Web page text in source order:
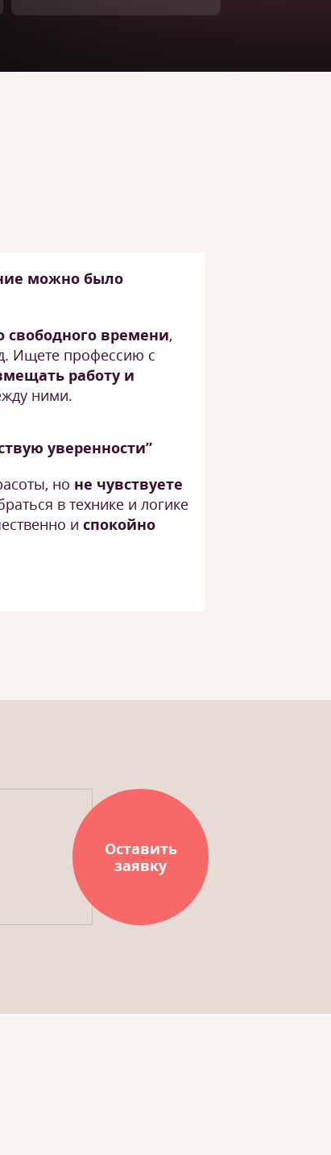
можно было
свободного времени,
Ищете профессию с
работу и
ними.
уверенности”
но не чувствуете
в технике и логике
и спокойно
Оставить
заявку